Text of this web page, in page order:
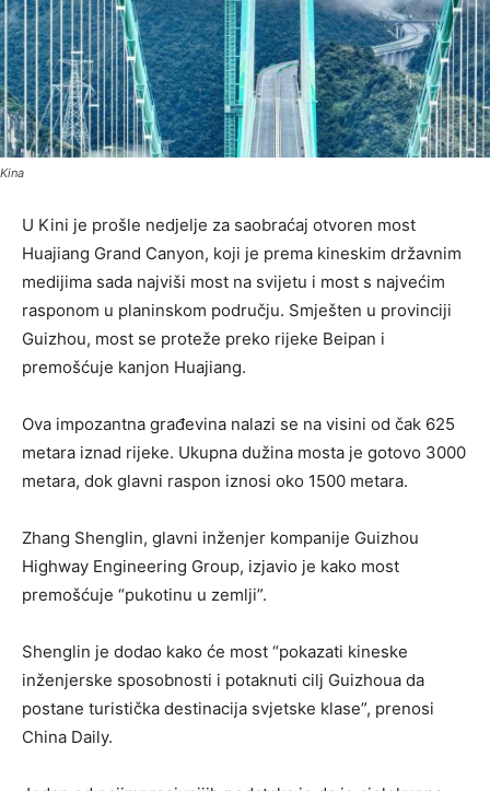
Kina
U Kini je prošle nedjelje za saobraćaj otvoren most
Huajiang Grand Canyon, koji je prema kineskim državnim
medijima sada najviši most na svijetu i most s najvećim
rasponom u planinskom području. Smješten u provinciji
Guizhou, most se proteže preko rijeke Beipan i
premošćuje kanjon Huajiang.
Ova impozantna građevina nalazi se na visini od čak 625
metara iznad rijeke. Ukupna dužina mosta je gotovo 3000
metara, dok glavni raspon iznosi oko 1500 metara.
Zhang Shenglin, glavni inženjer kompanije Guizhou
Highway Engineering Group, izjavio je kako most
premošćuje “pukotinu u zemlji”.
Shenglin je dodao kako će most “pokazati kineske
inženjerske sposobnosti i potaknuti cilj Guizhoua da
postane turistička destinacija svjetske klase”, prenosi
China Daily.